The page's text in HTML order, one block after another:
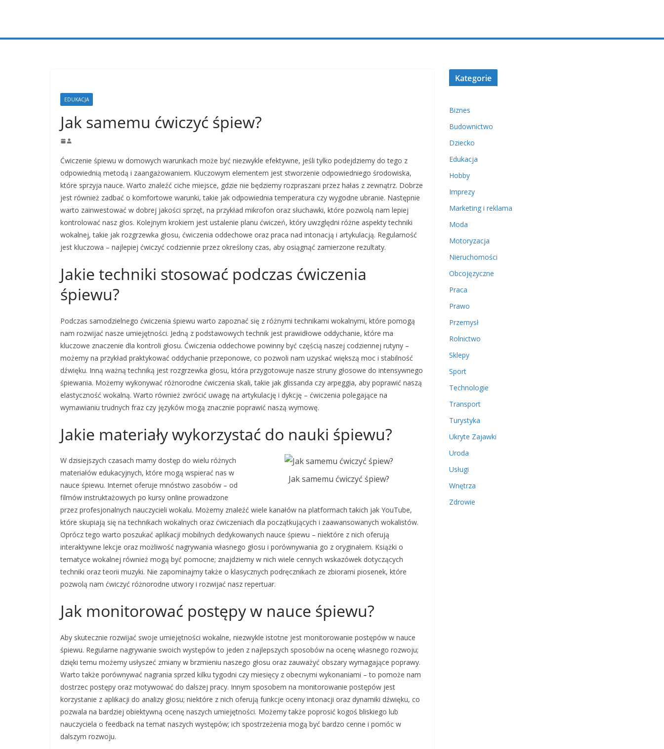
EDUKACJA
Jak samemu ćwiczyć śpiew?
Ćwiczenie śpiewu w domowych warunkach może być niezwykle efektywne, jeśli tylko podejdziemy do tego z
odpowiednią metodą i zaangażowaniem. Kluczowym elementem jest stworzenie odpowiedniego środowiska,
które sprzyja nauce. Warto znaleźć ciche miejsce, gdzie nie będziemy rozpraszani przez hałas z zewnątrz. Dobrze
jest również zadbać o komfortowe warunki, takie jak odpowiednia temperatura czy wygodne ubranie. Następnie
warto zainwestować w dobrej jakości sprzęt, na przykład mikrofon oraz słuchawki, które pozwolą nam lepiej
kontrolować nasz głos. Kolejnym krokiem jest ustalenie planu ćwiczeń, który uwzględni różne aspekty techniki
wokalnej, takie jak rozgrzewka głosu, ćwiczenia oddechowe oraz praca nad intonacją i artykulacją. Regularność
jest kluczowa – najlepiej ćwiczyć codziennie przez określony czas, aby osiągnąć zamierzone rezultaty.
Jakie techniki stosować podczas ćwiczenia
śpiewu?
Podczas samodzielnego ćwiczenia śpiewu warto zapoznać się z różnymi technikami wokalnymi, które pomogą
nam rozwijać nasze umiejętności. Jedną z podstawowych technik jest prawidłowe oddychanie, które ma
kluczowe znaczenie dla kontroli głosu. Ćwiczenia oddechowe powinny być częścią naszej codziennej rutyny –
możemy na przykład praktykować oddychanie przeponowe, co pozwoli nam uzyskać większą moc i stabilność
dźwięku. Inną ważną techniką jest rozgrzewka głosu, która przygotowuje nasze struny głosowe do intensywnego
śpiewania. Możemy wykonywać różnorodne ćwiczenia skali, takie jak glissanda czy arpeggia, aby poprawić naszą
elastyczność wokalną. Warto również zwrócić uwagę na artykulację i dykcję – ćwiczenia polegające na
wymawianiu trudnych fraz czy języków mogą znacznie poprawić naszą wymowę.
Jakie materiały wykorzystać do nauki śpiewu?
Jak samemu ćwiczyć śpiew?
W dzisiejszych czasach mamy dostęp do wielu różnych
materiałów edukacyjnych, które mogą wspierać nas w
nauce śpiewu. Internet oferuje mnóstwo zasobów – od
filmów instruktażowych po kursy online prowadzone
przez profesjonalnych nauczycieli wokalu. Możemy znaleźć wiele kanałów na platformach takich jak YouTube,
które skupiają się na technikach wokalnych oraz ćwiczeniach dla początkujących i zaawansowanych wokalistów.
Oprócz tego warto poszukać aplikacji mobilnych dedykowanych nauce śpiewu – niektóre z nich oferują
interaktywne lekcje oraz możliwość nagrywania własnego głosu i porównywania go z oryginałem. Książki o
tematyce wokalnej również mogą być pomocne; znajdziemy w nich wiele cennych wskazówek dotyczących
techniki oraz teorii muzyki. Nie zapominajmy także o klasycznych podręcznikach ze zbiorami piosenek, które
pozwolą nam ćwiczyć różnorodne utwory i rozwijać nasz repertuar.
Jak monitorować postępy w nauce śpiewu?
Aby skutecznie rozwijać swoje umiejętności wokalne, niezwykle istotne jest monitorowanie postępów w nauce
śpiewu. Regularne nagrywanie swoich występów to jeden z najlepszych sposobów na ocenę własnego rozwoju;
dzięki temu możemy usłyszeć zmiany w brzmieniu naszego głosu oraz zauważyć obszary wymagające poprawy.
Warto także porównywać nagrania sprzed kilku tygodni czy miesięcy z obecnymi wykonaniami – to pomoże nam
dostrzec postępy oraz motywować do dalszej pracy. Innym sposobem na monitorowanie postępów jest
korzystanie z aplikacji do analizy głosu; niektóre z nich oferują funkcje oceny intonacji oraz dynamiki dźwięku, co
pozwala na bardziej obiektywną ocenę naszych umiejętności. Możemy także poprosić kogoś bliskiego lub
nauczyciela o feedback na temat naszych występów; ich spostrzeżenia mogą być bardzo cenne i pomóc w
dalszym rozwoju.
Kategorie
Biznes
Budownictwo
Dziecko
Edukacja
Hobby
Imprezy
Marketing i reklama
Moda
Motoryzacja
Nieruchomości
Obcojęzyczne
Praca
Prawo
Przemysł
Rolnictwo
Sklepy
Sport
Technologie
Transport
Turystyka
Ukryte Zajawki
Uroda
Usługi
Wnętrza
Zdrowie